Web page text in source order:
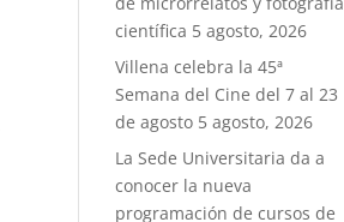
científica 5 agosto, 2026
Villena celebra la 45ª
Semana del Cine del 7 al 23
de agosto 5 agosto, 2026
La Sede Universitaria da a
conocer la nueva
programación de cursos de